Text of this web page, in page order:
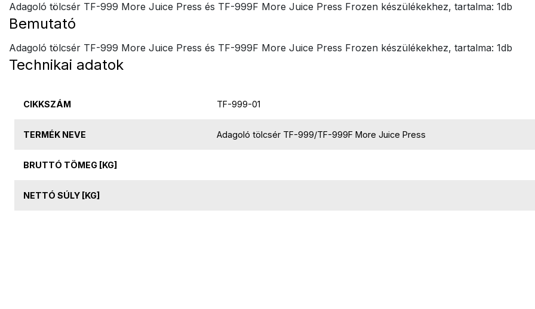
Adagoló tölcsér TF-999 More Juice Press és TF-999F More Juice Press Frozen készülékekhez, tartalma: 1db
Bemutató
Adagoló tölcsér TF-999 More Juice Press és TF-999F More Juice Press Frozen készülékekhez, tartalma: 1db
Technikai adatok
CIKKSZÁM TF-999-01
TERMÉK NEVE Adagoló tölcsér TF-999/TF-999F More Juice Press
BRUTTÓ TÖMEG [KG]
NETTÓ SÚLY [KG]